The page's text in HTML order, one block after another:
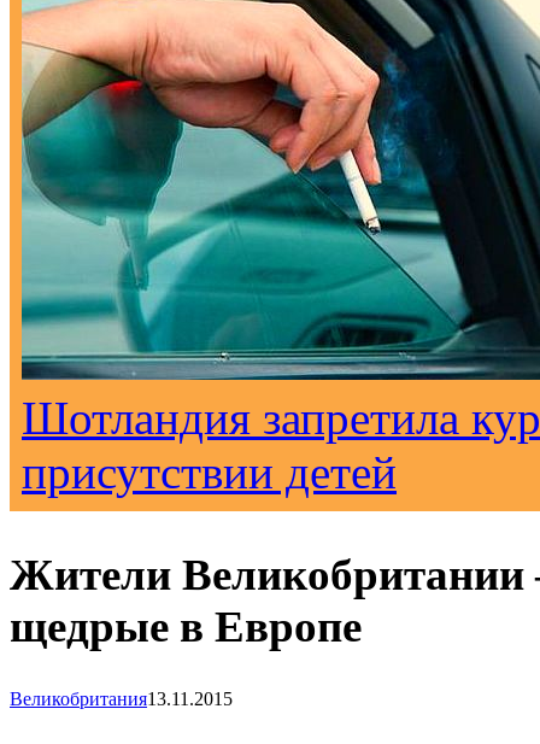
Шотландия запретила
присутствии детей
Жители
щедрые в Европе
Великобритания13.11.2015